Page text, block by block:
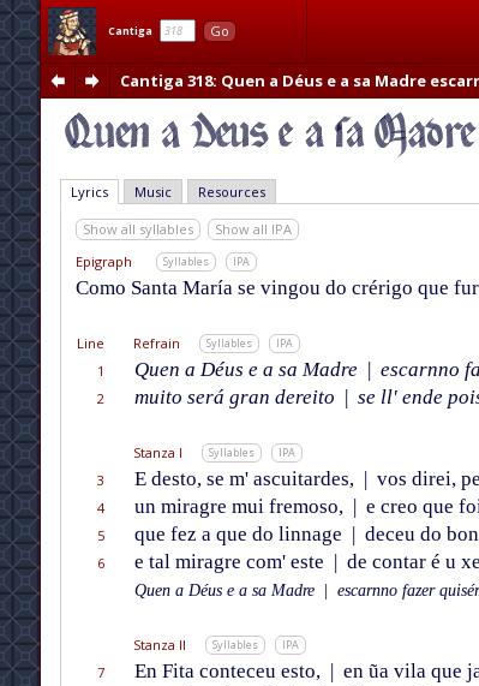
Cantiga Go
Cantiga 318: Quen a Déus e a sa Madre
Lyrics Music Resources
Show all syllables
Show all IPA
Epigraph
Syllables IPA
Como Santa María se vingou do crérigo que
Line Refrain Syllables IPA
1
Quen a Déus e a sa Madre | escarnno
2
muito será gran dereito | se ll' ende
Stanza I Syllables IPA
3 E desto, se m' ascuitardes, | vos direi,
4
un miragre mui fremoso, | e creo que
5
que fez a que do linnage | deceu do
6
e tal miragre com' este | de contar é u
Quen a Déus e a sa Madre
escarnno fazer
Stanza II Syllables IPA
7 En Fita conteceu esto, | en ũa vila que